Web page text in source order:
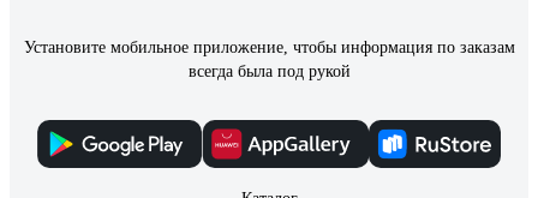
Установите мобильное приложение, чтобы информация по заказам
всегда была под рукой